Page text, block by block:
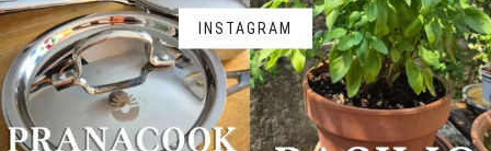
INSTAGRAM